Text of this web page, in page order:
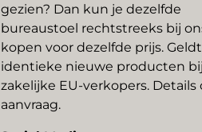
gezien? Dan kun je dezelfde
bureaustoel rechtstreeks bij
kopen voor dezelfde prijs.
identieke nieuwe producten bij
zakelijke EU-verkopers. Details
aanvraag.